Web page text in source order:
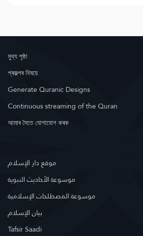
মুখ্য পৃষ্ঠা
প্ৰকল্পৰ বিষয়ে
Generate Quranic Designs
Continuous streaming of the Quran
আমাৰ সৈতে যোগাযোগ কৰক
موقع دار الإسلام
موسوعة الأحاديث النبوية
موسوعة المصطلحات الإسلامية
بيان الإسلام
Tafsir Saadi